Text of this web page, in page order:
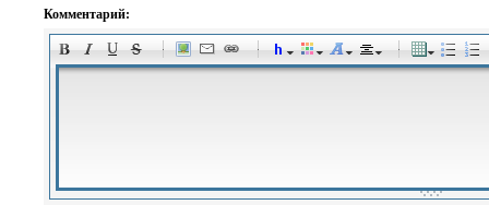
Комментарий:
-
-
-
-
-
-
-
-
-